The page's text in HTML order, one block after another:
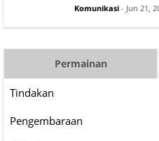
Komunikasi - Jun 21,
Permainan
Tindakan
Pengembaraan